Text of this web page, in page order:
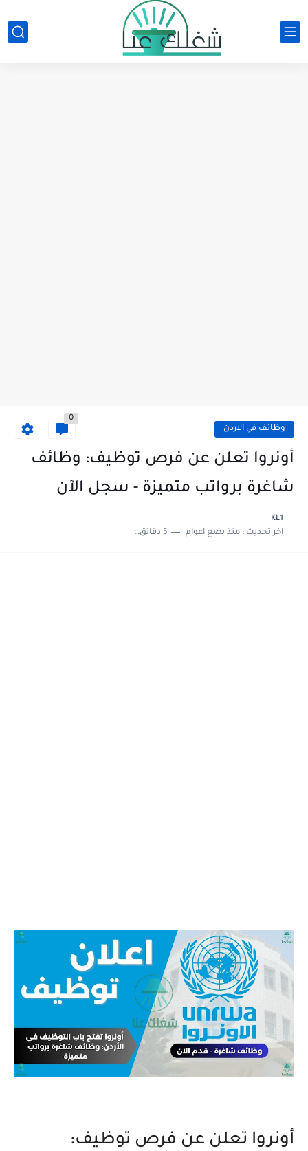
وظائف في الاردن
0
أونروا تعلن عن فرص توظيف: وظائف
شاغرة برواتب متميزة - سجل الآن
KL1
اخر تحديث :منذ بضع اعوام 5 دقائق للقراءة
أونروا تعلن عن فرص توظيف: